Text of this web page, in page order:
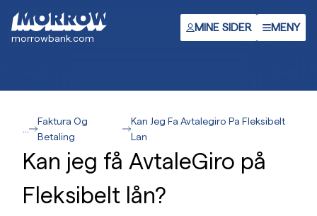
hovedinnhold
morrowbank.com
MINE SIDER MENY
Faktura Og
Betaling
Kan Jeg Fa Avtalegiro Pa Fleksibelt
Lan
Kan jeg få AvtaleGiro på
Fleksibelt lån?